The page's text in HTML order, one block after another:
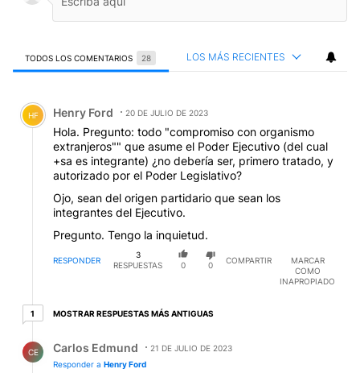
TODOS LOS COMENTARIOS 28 LOS MÁS RECIENTES
Comentario de Henry Ford.
HF Henry Ford 20 DE JULIO DE 2023
Hola. Pregunto: todo "compromiso con organismo
extranjeros"" que asume el Poder Ejecutivo (del cual
+sa es integrante) ¿no debería ser, primero tratado, y
autorizado por el Poder Legislativo?
Ojo, sean del origen partidario que sean los
integrantes del Ejecutivo.
Pregunto. Tengo la inquietud.
RESPONDER
3
RESPUESTAS
0 0
COMPARTIR
MARCAR
COMO
INAPROPIADO
11 respuesta más antiguas
MOSTRAR RESPUESTAS MÁS ANTIGUAS
CE Carlos Edmund
21 DE JULIO DE 2023
Responder a Henry Ford